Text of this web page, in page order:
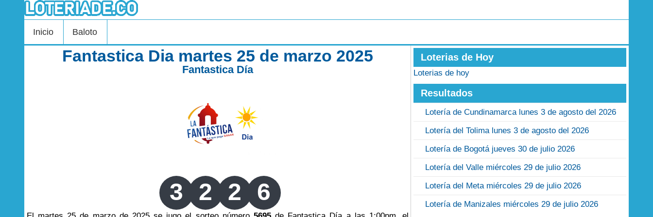
Inicio Baloto
Fantastica Dia martes 25 de marzo 2025
Fantastica Día
3 2 2 6
Loterias de Hoy
Loterias de hoy
Resultados
Lotería de Cundinamarca lunes 3 de agosto del 2026
Lotería del Tolima lunes 3 de agosto del 2026
Lotería de Bogotá jueves 30 de julio 2026
Lotería del Valle miércoles 29 de julio 2026
Lotería del Meta miércoles 29 de julio 2026
Lotería de Manizales miércoles 29 de julio 2026